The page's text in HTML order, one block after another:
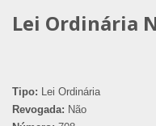
Lei Ordinária
Tipo: Lei Ordinária
Revogada: Não